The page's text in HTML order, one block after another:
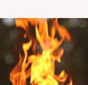
到了步道口才绝望地看到一
"No Dogs on Trail"（步道
指示牌，这无疑会彻底毁
为了避免“带狗碰壁”，您必
楚地了解不同公共土地系统
策，掌握实用的路线筛选